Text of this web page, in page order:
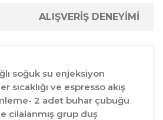
ALIŞVERİŞ DENEYİMİ
soğuk su enjeksiyon
ve espresso akış
2 adet buhar çubuğu
cilalanmış grup duş